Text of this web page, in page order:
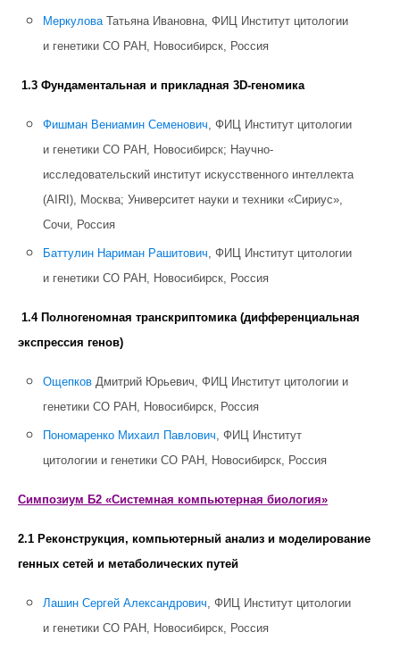
Меркулова Татьяна Ивановна, ФИЦ Институт цитологии
и генетики СО РАН, Новосибирск, Россия
1.3 Фундаментальная и прикладная 3D-геномика
Фишман Вениамин Семенович , ФИЦ Институт цитологии
и генетики СО РАН, Новосибирск; Научно-
исследовательский институт искусственного интеллекта
(AIRI), Москва; Университет науки и техники «Сириус»,
Сочи, Россия
Баттулин Нариман Рашитович, ФИЦ Институт цитологии
и генетики СО РАН, Новосибирск, Россия
1.4 Полногеномная транскриптомика (дифференциальная
экспрессия генов)
Ощепков Дмитрий Юрьевич, ФИЦ Институт цитологии и
генетики СО РАН, Новосибирск, Россия
Пономаренко Михаил Павлович, ФИЦ Институт
цитологии и генетики СО РАН, Новосибирск, Россия
Симпозиум Б2 «Системная компьютерная биология»
2.1 Реконструкция, компьютерный анализ и моделирование
генных сетей и метаболических путей
Лашин Сергей Александрович, ФИЦ Институт цитологии
и генетики СО РАН, Новосибирск, Россия